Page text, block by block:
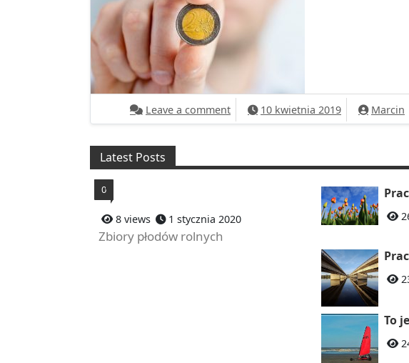
Leave a commenton Ciekawe ogłoszenia o pracę
10 kwietnia 2019 Marcin
Latest Posts
0
x
8 views 1 stycznia 2020
Zbiory płodów rolnych
To